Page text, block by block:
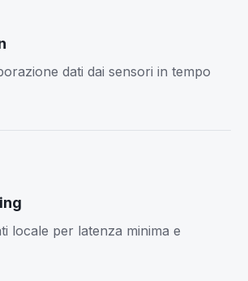
dati dai sensori in tempo
locale per latenza minima e